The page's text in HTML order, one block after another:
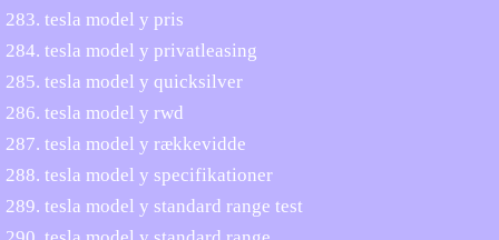
tesla model y pris
tesla model y privatleasing
tesla model y quicksilver
tesla model y rwd
tesla model y rækkevidde
tesla model y specifikationer
tesla model y standard range test